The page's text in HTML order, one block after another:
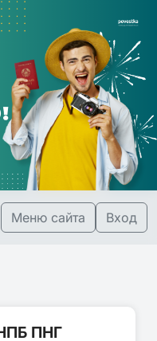
Меню сайта Вход
ПНГ